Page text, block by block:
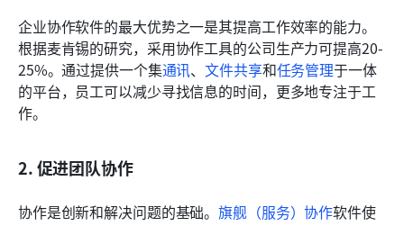
企业协作软件的最大优势之一是其提高工作效率的能力。
根据麦肯锡的研究，采用协作工具的公司生产力可提高20-
25%。通过提供一个集通讯、文件共享和任务管理于一体
的平台，员工可以减少寻找信息的时间，更多地专注于工
作。
2. 促进团队协作
协作是创新和解决问题的基础。旗舰（服务）协作软件使